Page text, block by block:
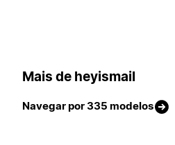
Mais de heyismail
Navegar por 335 modelos